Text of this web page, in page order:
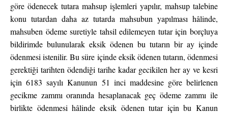
göre ödenecek tutara mahsup işlemleri yapılır, mahsup talebine
konu tutardan daha az tutarda mahsubun yapılması hâlinde,
mahsuben ödeme suretiyle tahsil edilemeyen tutar için borçluya
bildirimde bulunularak eksik ödenen bu tutarın bir ay içinde
ödenmesi istenilir. Bu süre içinde eksik ödenen tutarın, ödenmesi
gerektiği tarihten ödendiği tarihe kadar gecikilen her ay ve kesri
için 6183 sayılı Kanunun 51 inci maddesine göre belirlenen
gecikme zammı oranında hesaplanacak geç ödeme zammı ile
birlikte ödenmesi hâlinde eksik ödenen tutar için bu Kanun